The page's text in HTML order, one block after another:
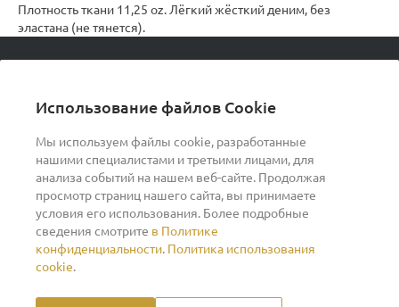
Использование файлов Cookie
Мы используем файлы cookie, разработанные
нашими специалистами и третьими лицами, для
анализа событий на нашем веб-сайте. Продолжая
просмотр страниц нашего сайта, вы принимаете
условия его использования. Более подробные
сведения смотрите в Политике
конфиденциальности. Политика использования
cookie.
Плотность ткани 11,25 oz. Лёгкий жёсткий деним, без
эластана (не тянется).
О компании
Помощь
Индивидуальный предприниматель Ильин Дмитрий
370260278346